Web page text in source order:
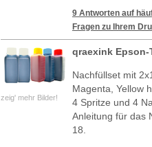
9 Antworten auf
Fragen zu Ihrem
zeig' mehr Bilder!
qraexink Epson-
Nachfüllset mit
Magenta, Yellow
4 Spritze und 4
Anleitung für das
18.